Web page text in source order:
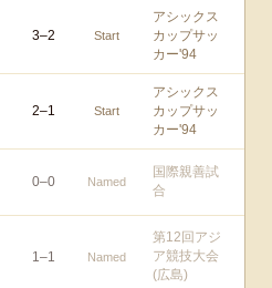
3–2 Start
アシックス
カップサッ
カー'94
2–1 Start
アシックス
カップサッ
カー'94
0–0 Named
国際親善試
合
1–1 Named
第12回アジ
ア競技大会
(広島)